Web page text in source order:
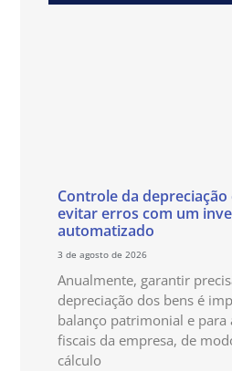
Controle da depreciação
evitar erros com um
automatizado
3 de agosto de 2026
Anualmente, garantir
depreciação dos bens é
balanço patrimonial e para
fiscais da empresa, de
cálculo